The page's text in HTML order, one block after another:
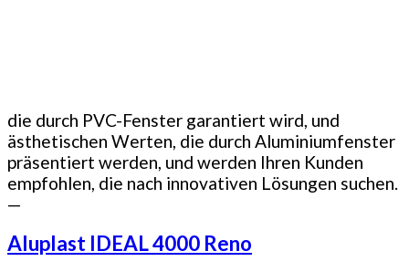
die durch PVC-Fenster garantiert wird, und
ästhetischen Werten, die durch Aluminiumfenster
präsentiert werden, und werden Ihren Kunden
empfohlen, die nach innovativen Lösungen suchen.
—
Aluplast IDEAL 4000 Reno